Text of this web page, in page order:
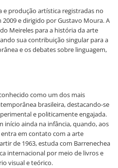
e produção artística registradas no
e dirigido por Gustavo Moura. A
Meireles para a história da arte
sua contribuição singular para a
e os debates sobre linguagem,
como um dos mais
brasileira, destacando-se
e politicamente engajada.
início ainda na infância, quando, aos
entra em contato com a arte
de 1963, estuda com Barrenechea
internacional por meio de livros e
visual e teórico.